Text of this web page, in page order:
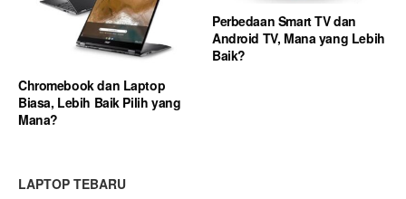
Chromebook dan Laptop
Biasa, Lebih Baik Pilih yang
Mana?
Perbedaan Smart TV dan
Android TV, Mana yang Lebih
Baik?
LAPTOP TEBARU